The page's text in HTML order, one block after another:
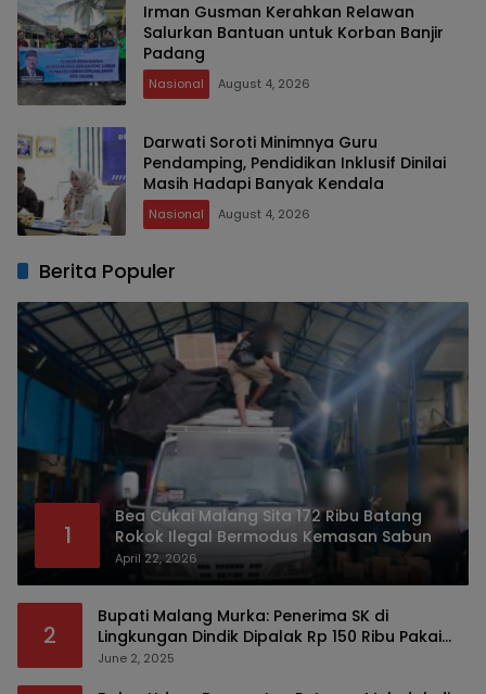
Irman Gusman Kerahkan Relawan
Salurkan Bantuan untuk Korban Banjir
Padang
Nasional August 4, 2026
Darwati Soroti Minimnya Guru
Pendamping, Pendidikan Inklusif Dinilai
Masih Hadapi Banyak Kendala
Nasional August 4, 2026
Berita Populer
1
Bea Cukai Malang Sita 172 Ribu Batang
Rokok Ilegal Bermodus Kemasan Sabun
April 22, 2026
2
Bupati Malang Murka: Penerima SK di
Lingkungan Dindik Dipalak Rp 150 Ribu Pakai
Modus Tumpengan, KPK Turut Pantau
June 2, 2025